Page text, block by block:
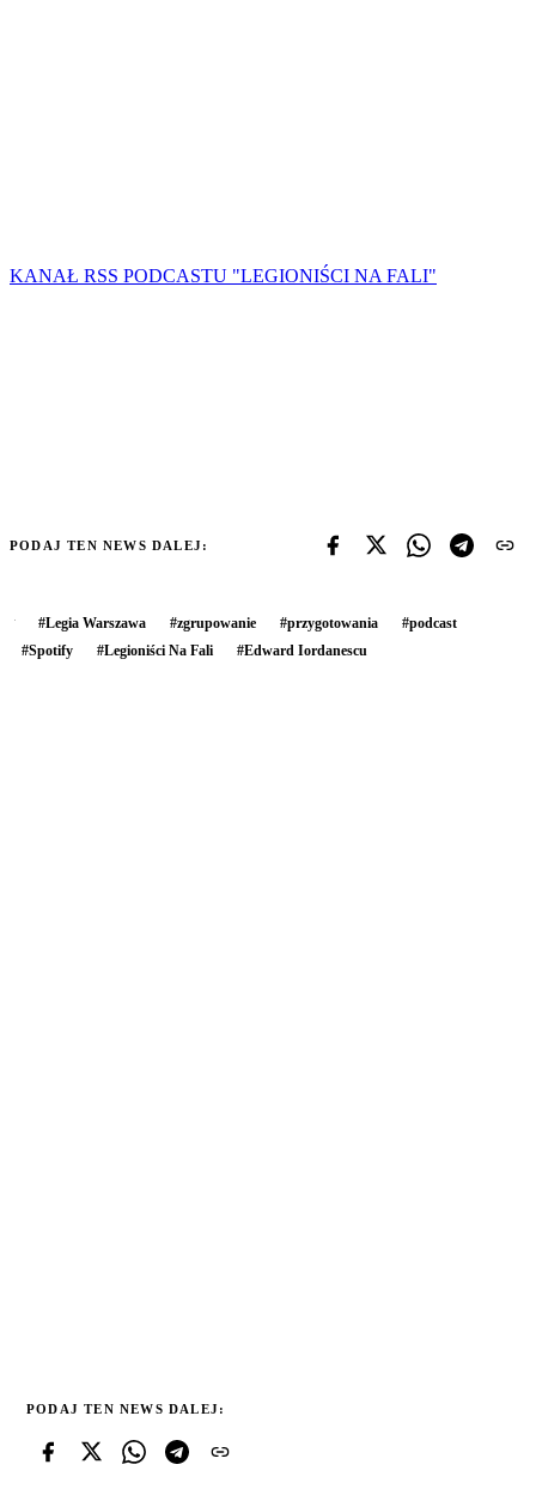
KANAŁ RSS PODCASTU "LEGIONIŚCI NA FALI"
PODAJ TEN NEWS DALEJ:
#Legia Warszawa #zgrupowanie #przygotowania #podcast
#Spotify #Legioniści Na Fali #Edward Iordanescu
PODAJ TEN NEWS DALEJ: